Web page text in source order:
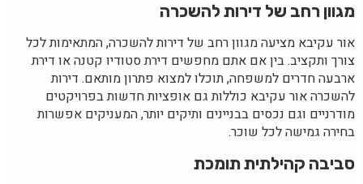
מגוון רחב של דירות להשכרה
אור עקיבא מציעה מגוון רחב של דירות להשכרה, המתאימות לכל
צורך ותקציב. בין אם אתם מחפשים דירת סטודיו קטנה או דירת
ארבעה חדרים למשפחה, תוכלו למצוא פתרון מותאם. דירות
להשכרה אור עקיבא כוללות גם אופציות חדשות בפרויקטים
מודרניים וגם נכסים בבניינים ותיקים יותר, המעניקים אפשרות
בחירה גמישה לכל שוכר.
סביבה קהילתית תומכת